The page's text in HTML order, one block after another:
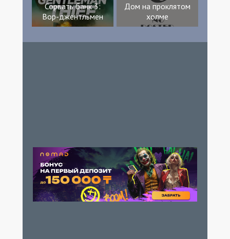
Сорвать банк 3:
Вор-джентльмен
Дом на проклятом
холме